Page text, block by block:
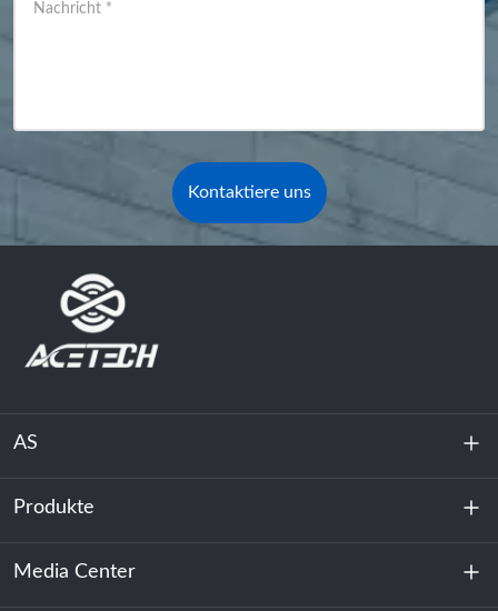
Nachricht *
Kontaktiere uns
AS
Über uns
Nachhaltigkeit
Produkte
Energiespeicherung
Media Center